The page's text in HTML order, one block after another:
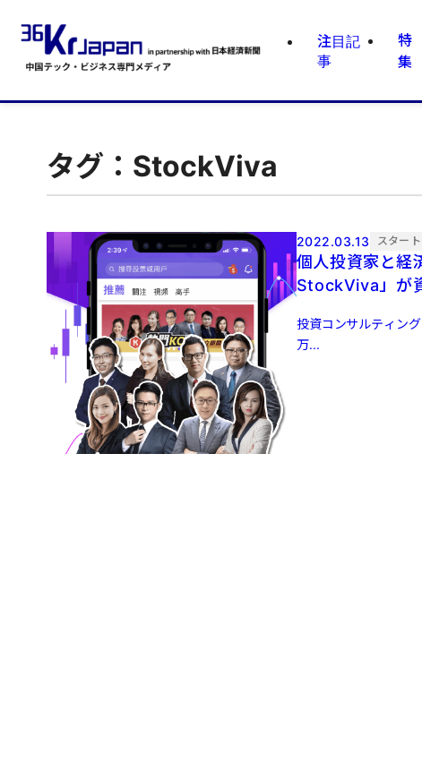
注目記
事
特
集
タグ：StockViva
2022.03.13 スター
個人投資家と経
StockViva」が
投資コンサルティン
万...